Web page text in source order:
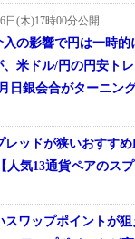
日(木)17時00分公開
入の影響で円は一時的
、米ドル/円の円安ト
日銀会合がターニン
レッドが狭いおすす
人気13通貨ペアのス
スワップポイントが狙